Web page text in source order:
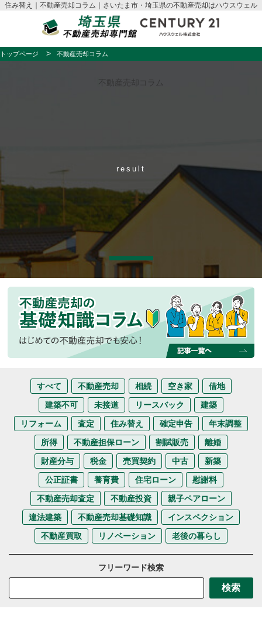
住み替え｜不動産売却コラム｜さいたま市・埼玉県の不動産売却はハウスウェル
トップページ 不動産売却コラム
不動産売却コラム
result
すべて 不動産売却 相続 空き家
借地
建築不可
未接道 リースバック
建築
リフォーム
査定 住み替え 確定申告
年末調整
所得
不動産担保ローン 割賦販売
離婚
財産分与
税金 売買契約 中古
新築
公正証書
養育費 住宅ローン
慰謝料
不動産売却査定
不動産投資
親子ペアローン
違法建築
不動産売却基礎知識
インスペクション
不動産買取
リノベーション 老後の暮らし
フリーワード検索
検索